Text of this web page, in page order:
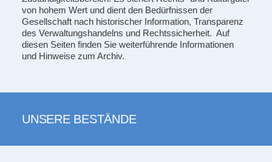
von hohem Wert und dient den Bedürfnissen der
Gesellschaft nach historischer Information, Transparenz
des Verwaltungshandelns und Rechtssicherheit. Auf
diesen Seiten finden Sie weiterführende Informationen
und Hinweise zum Archiv.
UNSERE BESTÄNDE